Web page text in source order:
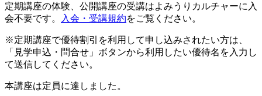
定期講座の体験、公開講座の受講はよみうりカルチャーに入
会不要です。
入会・受講規約をご覧ください。
※定期講座で優待割引を利用して申し込みされたい方は、
「見学申込・問合せ」ボタンから利用したい優待名を入力し
て送信してください。
本講座は定員に達しました。